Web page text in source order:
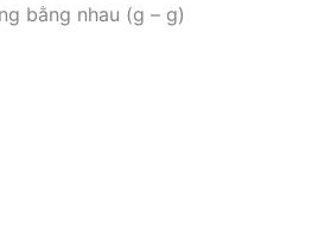
bằng nhau (g – g)